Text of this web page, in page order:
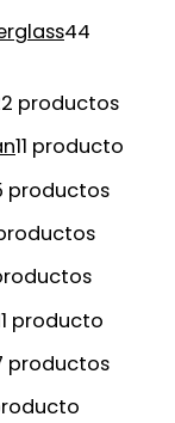
44
2 productos
11 producto
productos
1 producto
productos